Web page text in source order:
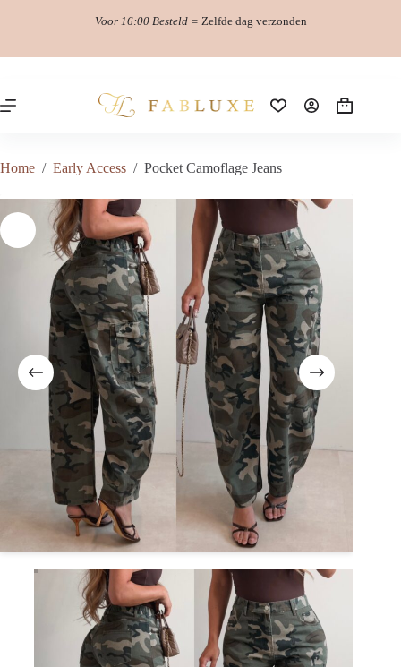
inhoud
Voor 16:00 Besteld = Zelfde dag verzonden
Home / Early Access / Pocket Camoflage Jeans